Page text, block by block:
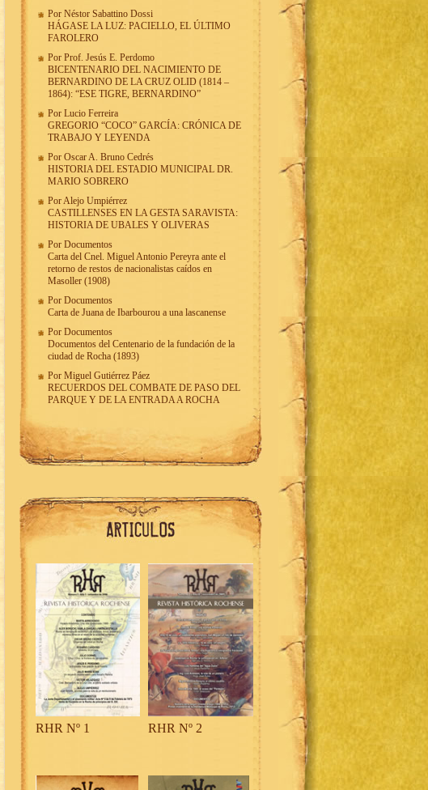
Por Néstor Sabattino Dossi
HÁGASE LA LUZ: PACIELLO, EL ÚLTIMO
FAROLERO
Por Prof. Jesús E. Perdomo
BICENTENARIO DEL NACIMIENTO DE
BERNARDINO DE LA CRUZ OLID (1814 –
1864): “ESE TIGRE, BERNARDINO”
Por Lucio Ferreira
GREGORIO “COCO” GARCÍA: CRÓNICA DE
TRABAJO Y LEYENDA
Por Oscar A. Bruno Cedrés
HISTORIA DEL ESTADIO MUNICIPAL DR.
MARIO SOBRERO
PorAlejo Umpiérrez
CASTILLENSES EN LA GESTA SARAVISTA:
HISTORIA DE UBALES Y OLIVERAS
Por Documentos
Carta del Cnel. Miguel Antonio Pereyra ante el
retorno de restos de nacionalistas caídos en
Masoller (1908)
Por Documentos
Carta de Juana de Ibarbourou a una lascanense
Por Documentos
Documentos del Centenario de la fundación de la
ciudad de Rocha (1893)
Por Miguel Gutiérrez Páez
RECUERDOS DEL COMBATE DE PASO DEL
PARQUE Y DE LA ENTRADA A ROCHA
RHR Nº 1 RHR Nº 2